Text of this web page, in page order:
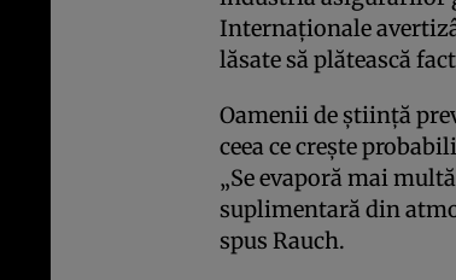
Internaționale
lăsate să plătească
Oamenii de știință
ceea ce crește
„Se evaporă mai
suplimentară din
spus Rauch.